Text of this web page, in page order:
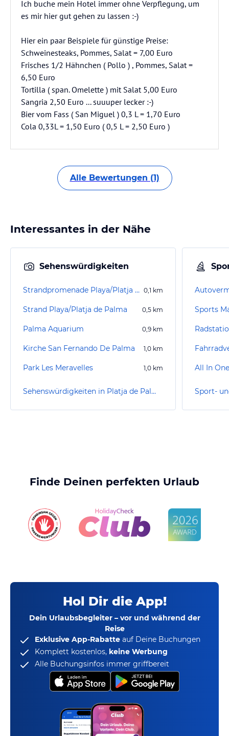
Ich buche mein Hotel immer ohne Verpflegung, um
es mir hier gut gehen zu lassen :-)
Hier ein paar Beispiele für günstige Preise:
Schweinesteaks, Pommes, Salat = 7,00 Euro
Frisches 1/2 Hähnchen ( Pollo ) , Pommes, Salat =
6,50 Euro
Tortilla ( span. Omelette ) mit Salat 5,00 Euro
Sangria 2,50 Euro ... suuuper lecker :-)
Bier vom Fass ( San Miguel ) 0,3 L = 1,70 Euro
Cola 0,33L = 1,50 Euro ( 0,5 L = 2,50 Euro )
Alle Bewertungen (1)
Interessantes in der Nähe
Sehenswürdigkeiten
Strandpromenade Playa/Platja de Palma 0,1 km
Strand Playa/Platja de Palma 0,5 km
Palma Aquarium 0,9 km
Kirche San Fernando De Palma 1,0 km
Park Les Meravelles 1,0 km
Sehenswürdigkeiten in Platja de Palma / Playa de Palma
Sports
Finde Deinen perfekten Urlaub
Hol Dir die App!
Dein Urlaubsbegleiter – vor und während der
Reise
Exklusive App-Rabatte auf Deine Buchungen
Komplett kostenlos, keine Werbung
Alle Buchungsinfos immer griffbereit